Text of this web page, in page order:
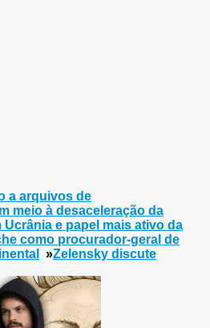
a arquivos de
meio à desaceleração da
e papel mais ativo da
como procurador-geral de
»Zelensky discute